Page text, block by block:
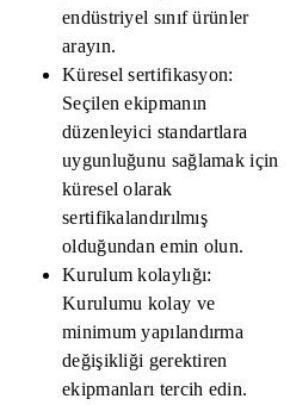
endüstriyel sınıf ürünler
arayın.
Küresel sertifikasyon:
Seçilen ekipmanın
düzenleyici standartlara
uygunluğunu sağlamak için
küresel olarak
sertifikalandırılmış
olduğundan emin olun.
Kurulum kolaylığı:
Kurulumu kolay ve
minimum yapılandırma
değişikliği gerektiren
ekipmanları tercih edin.